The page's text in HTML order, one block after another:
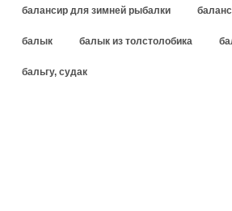
балансир для зимней рыбалки
балык балык из толстолобика
бальгу, судак